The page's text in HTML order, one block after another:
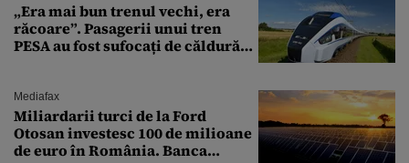
„Era mai bun trenul vechi, era
răcoare”. Pasagerii unui tren
PESA au fost sufocați de căldură
Mediafax
Miliardarii turci de la Ford
Otosan investesc 100 de milioane
de euro în România. Banca